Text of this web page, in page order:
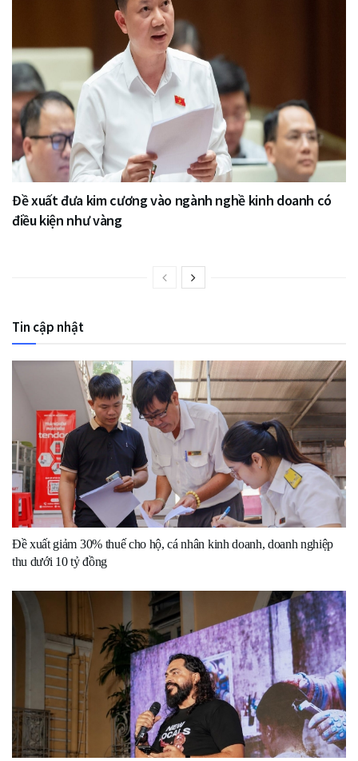
Đề xuất đưa kim cương vào ngành nghề kinh doanh có
điều kiện như vàng
Tin cập nhật
Đề xuất giảm 30% thuế cho hộ, cá nhân kinh doanh, doanh nghiệp
thu dưới 10 tỷ đồng